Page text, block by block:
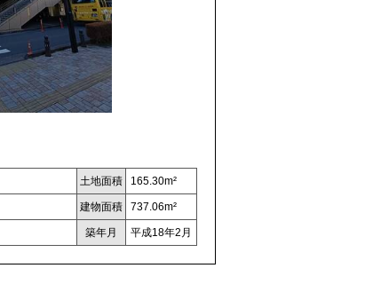
土地面積 165.30m²
建物面積 737.06m²
築年月 平成18年2月